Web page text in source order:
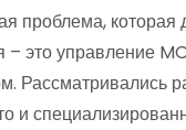
проблема, которая
– это управление
Рассматривались
и